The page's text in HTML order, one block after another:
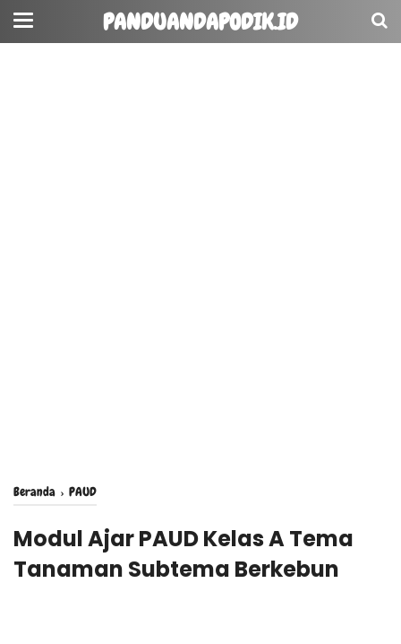
PANDUANDAPODIK.ID
Beranda › PAUD
Modul Ajar PAUD Kelas A Tema
Tanaman Subtema Berkebun